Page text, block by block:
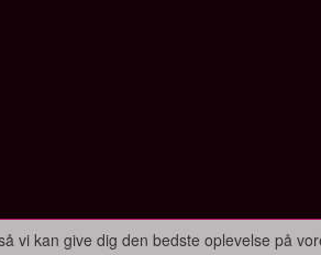
vi kan give dig den bedste oplevelse på